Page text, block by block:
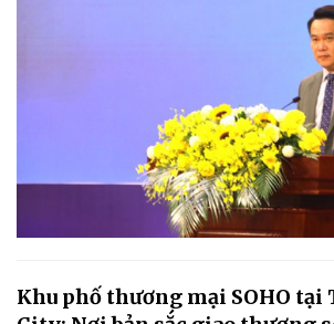
Khu phố thương mại SOHO tại